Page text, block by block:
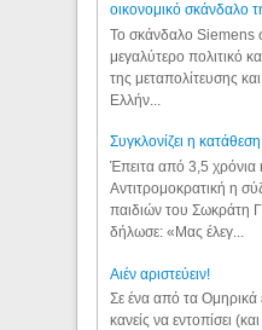
οικονομικό σκάνδαλο
Το σκάνδαλο Siemens
μεγαλύτερο πολιτικό
της μεταπολίτευσης
Ελλήν...
Συγκλονίζει η
Έπειτα από 3,5 χρόνια
Αντιτρομοκρατική η
παιδιών του Σωκράτη
δήλωσε: «Μας έλεγ...
Aιέν αριστεύειν!
Σε ένα από τα Ομηρικά
κανείς να εντοπίσει